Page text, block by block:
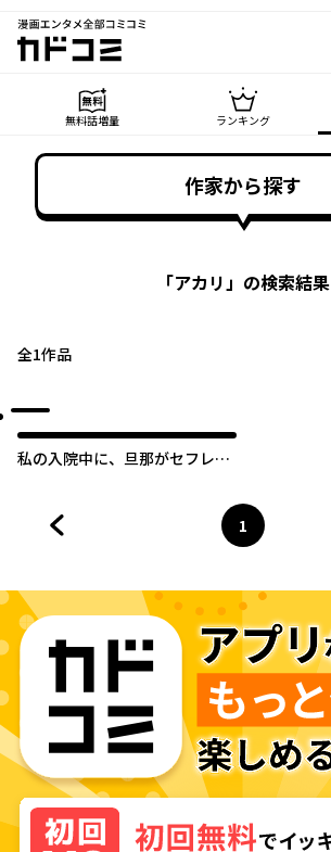
漫画エンタメ全部コミコミ
カドコミ
無料話増量 ランキング
作家から探す
「アカリ」の検索結果
全1作品
私の入院中に、旦那がセフレを
ページ
1
へ